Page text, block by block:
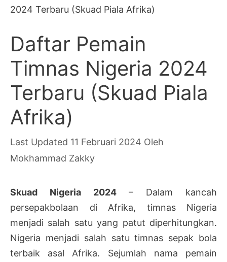
2024 Terbaru (Skuad Piala Afrika)
Daftar Pemain
Timnas Nigeria 2024
Terbaru (Skuad Piala
Afrika)
11 Februari 2024 Oleh
Mokhammad Zakky
Skuad Nigeria 2024 – Dalam kancah
persepakbolaan di Afrika, timnas Nigeria
menjadi salah satu yang patut diperhitungkan.
Nigeria menjadi salah satu timnas sepak bola
terbaik asal Afrika. Sejumlah nama pemain